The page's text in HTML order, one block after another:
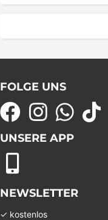
FOLGE UNS
UNSERE APP
NEWSLETTER
✓ kostenlos